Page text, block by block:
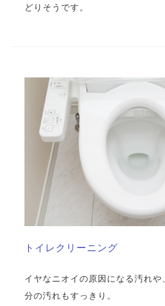
どりそうです。
トイレクリーニング
イヤなニオイの原因になる汚れ
分の汚れもすっきり。